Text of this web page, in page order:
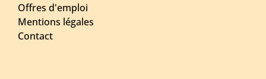
Offres d'emploi
Mentions légales
Contact